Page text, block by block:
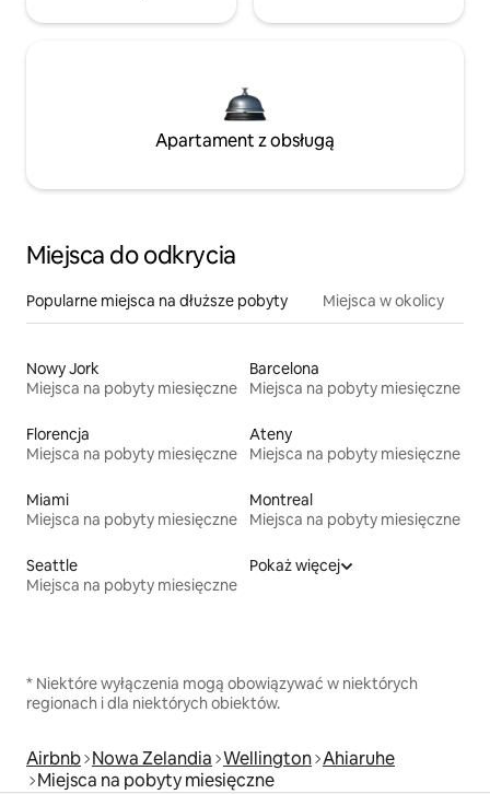
Apartament z obsługą
Miejsca do odkrycia
Popularne miejsca na dłuższe pobyty Miejsca w okolicy
Nowy Jork
Miejsca na pobyty miesięczne
Barcelona
Miejsca na pobyty miesięczne
Florencja
Miejsca na pobyty miesięczne
Ateny
Miejsca na pobyty miesięczne
Miami
Miejsca na pobyty miesięczne
Montreal
Miejsca na pobyty miesięczne
Seattle
Miejsca na pobyty miesięczne
Pokaż więcej
* Niektóre wyłączenia mogą obowiązywać w niektórych
regionach i dla niektórych obiektów.
Airbnb Nowa Zelandia Wellington Ahiaruhe
Miejsca na pobyty miesięczne